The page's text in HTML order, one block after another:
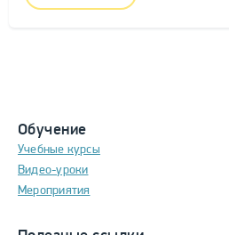
Обучение
Учебные курсы
Видео-уроки
Мероприятия